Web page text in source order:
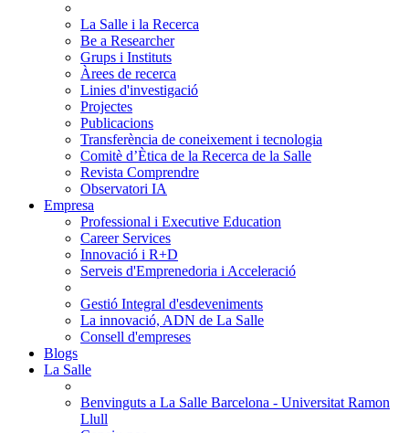
La Salle i la Recerca
Be a Researcher
Grups i Instituts
Àrees de recerca
Linies d'investigació
Projectes
Publicacions
Transferència de coneixement i tecnologia
Comitè d’Ètica de la Recerca de la Salle
Revista Comprendre
Observatori IA
Empresa
Professional i Executive Education
Career Services
Innovació i R+D
Serveis d'Emprenedoria i Acceleració
Gestió Integral d'esdeveniments
La innovació, ADN de La Salle
Consell d'empreses
Blogs
La Salle
Benvinguts a La Salle Barcelona - Universitat Ramon
Llull